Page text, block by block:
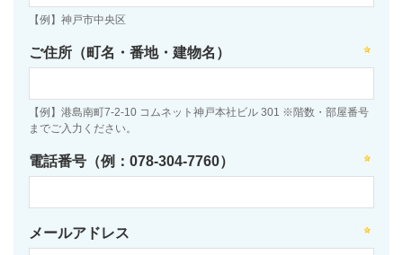
【例】神戸市中央区
ご住所（町名・番地・建物名）
【例】港島南町7-2-10 コムネット神戸本社ビル 301 ※階数・部屋番号
までご入力ください。
電話番号（例：078-304-7760）
メールアドレス